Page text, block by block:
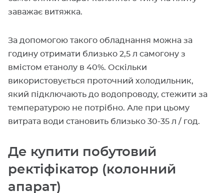
заважає витяжка.
За допомогою такого обладнання можна за
годину отримати близько 2,5 л самогону з
вмістом етанолу в 40%. Оскільки
використовується проточний холодильник,
який підключають до водопроводу, стежити за
температурою не потрібно. Але при цьому
витрата води становить близько 30-35 л / год.
Де купити побутовий
ректіфікатор (колонний
апарат)